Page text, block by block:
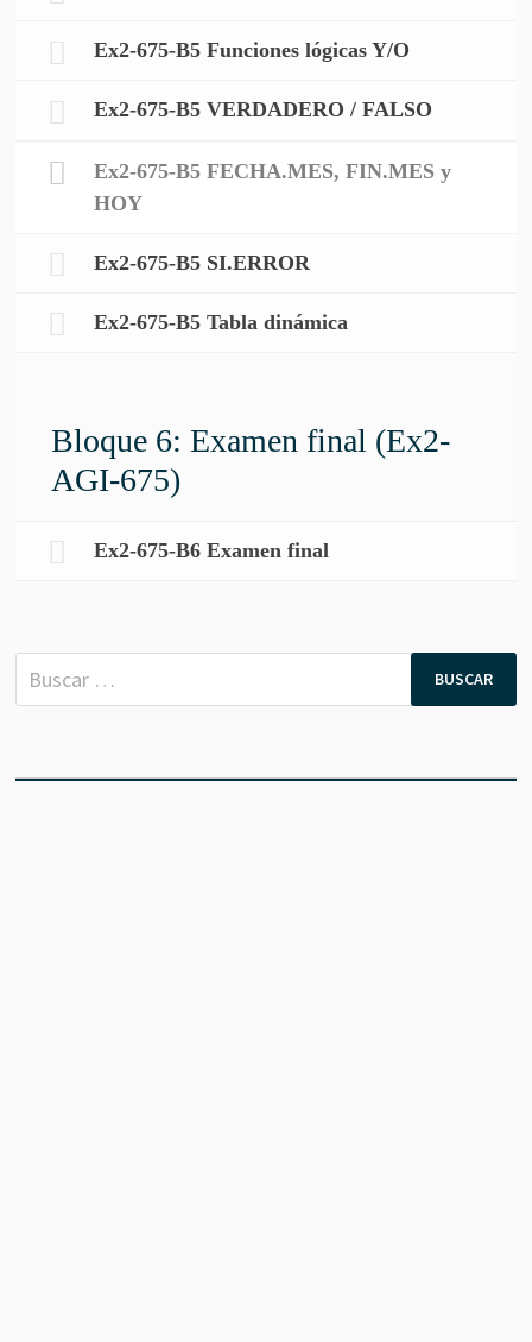
Ex2-675-B5 Funciones lógicas Y/O
Ex2-675-B5 VERDADERO / FALSO
Ex2-675-B5 FECHA.MES, FIN.MES y
HOY
Ex2-675-B5 SI.ERROR
Ex2-675-B5 Tabla dinámica
Bloque 6: Examen final (Ex2-
AGI-675)
Ex2-675-B6 Examen final